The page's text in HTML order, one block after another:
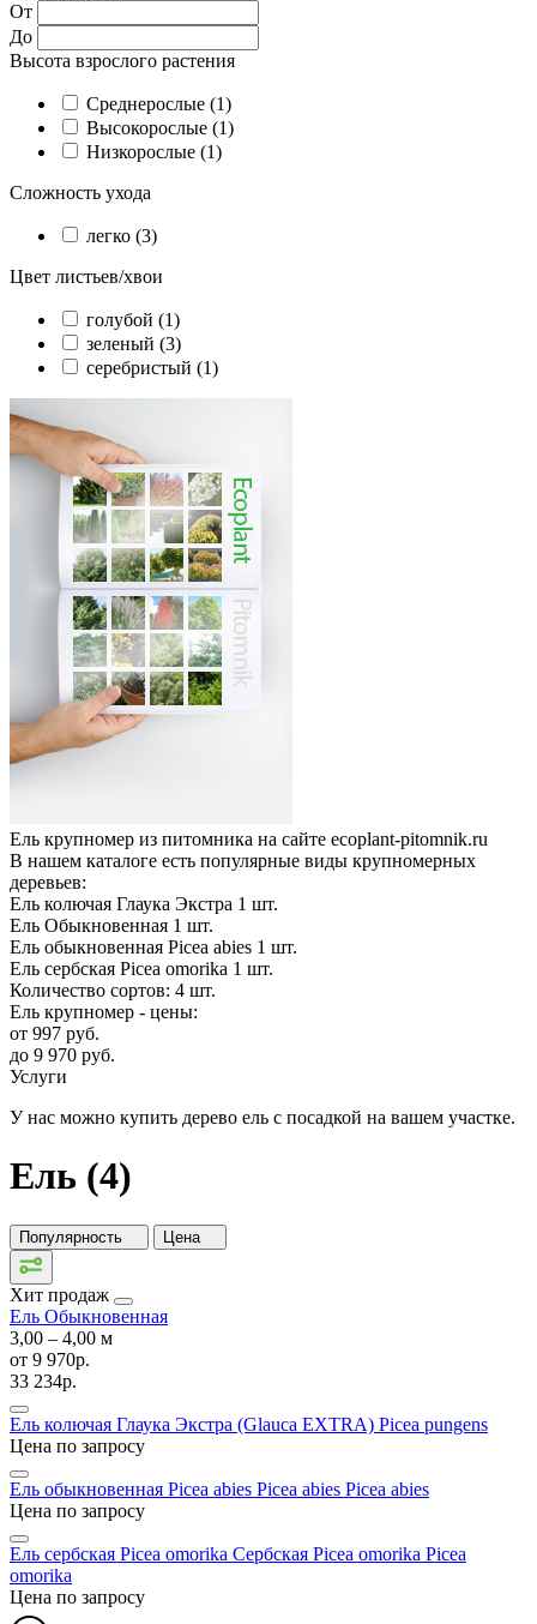
От
До
Высота взрослого растения
Cреднерослые (1)
Высокорослые (1)
Низкорослые (1)
Сложность ухода
легко (3)
Цвет листьев/хвои
голубой (1)
зеленый (3)
серебристый (1)
Ель крупномер из питомника на сайте ecoplant-pitomnik.ru
В нашем каталоге есть популярные виды крупномерных
деревьев:
Ель колючая Глаука Экстра 1 шт.
Ель Обыкновенная 1 шт.
Ель обыкновенная Picea abies 1 шт.
Ель сербская Picea omorika 1 шт.
Количество сортов: 4 шт.
Ель крупномер - цены:
от 997 руб.
до 9 970 руб.
Услуги
У нас можно купить дерево ель с посадкой на вашем участке.
Ель (4)
Популярность Цена
Хит продаж
Ель Обыкновенная
3,00 ‒ 4,00 м
от 9 970р.
33 234р.
Ель колючая Глаука Экстра (Glauca EXTRA) Picea pungens
Цена по запросу
Ель обыкновенная Picea abies Picea abies Picea abies
Цена по запросу
Ель сербская Picea omorika Сербская Picea omorika Picea
omorika
Цена по запросу